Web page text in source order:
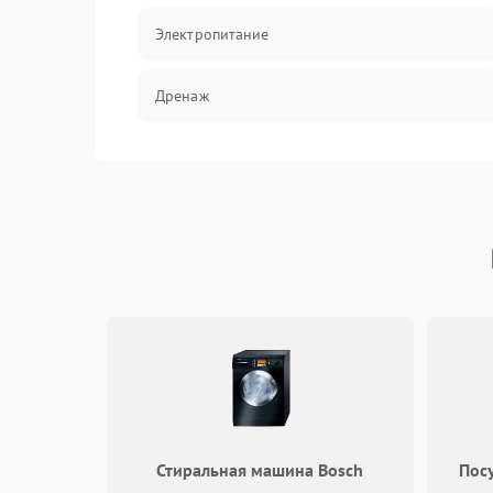
Электропитание
Дренаж
Стиральная машина Bosch